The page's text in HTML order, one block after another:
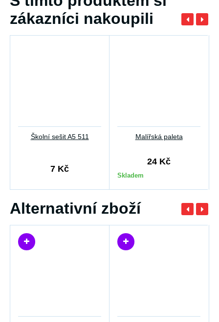
zákazníci nakoupili
Školní sešit A5 511
7 Kč
Malířská paleta
24 Kč
Skladem
Alternativní zboží